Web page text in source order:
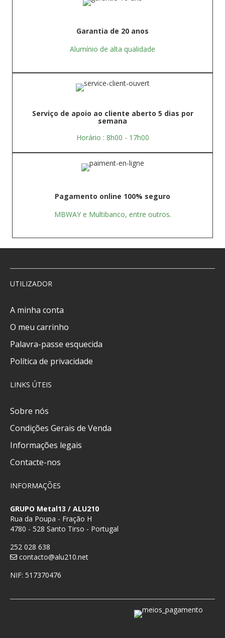
Garantia de 20 anos
Alumínio de alta qualidade
Serviço de apoio ao cliente aberto 5 dias por
semana
Horário : 8h00 - 17h00
Pagamento online 100% seguro
MBWAY e Multibanco, entre outros.
UTILIZADOR
A minha conta
O meu carrinho
Palavra-passe esquecida
Política de privacidade
LINKS ÚTEIS
Sobre nós
Condições Gerais de Venda
Informações legais
Contacte-nos
INFORMAÇÕES
GRUPO Metal13 / ALU210
Rua da Poupa - Fração H
4780 - 528 Santo Tirso - Portugal
252 028 638
contacto@alu210.net
NIF: 517370476